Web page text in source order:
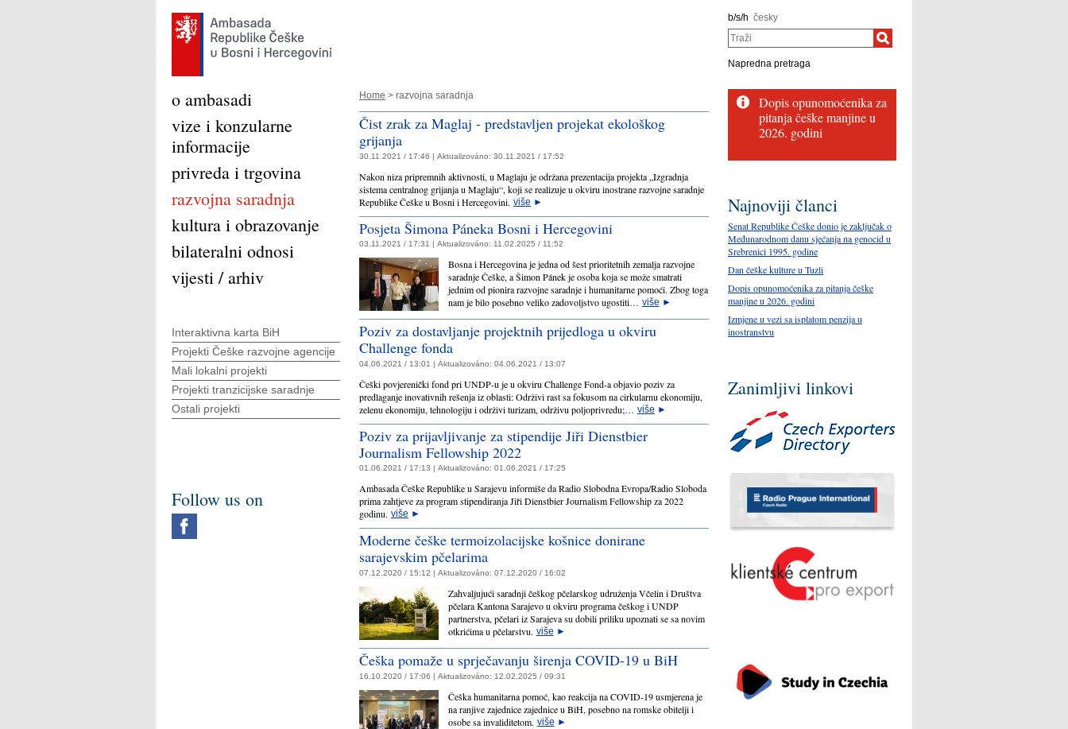
b/s/h česky
Traži
Napredna pretraga
Home > razvojna saradnja
Čist zrak za Maglaj - predstavljen projekat ekološkog
grijanja
30.11.2021 / 17:46 | Aktualizováno: 30.11.2021 / 17:52
Nakon niza pripremnih aktivnosti, u Maglaju je održana prezentacija projekta „Izgradnja
sistema centralnog grijanja u Maglaju“, koji se realizuje u okviru inostrane razvojne saradnje
Republike Češke u Bosni i Hercegovini. više ►
Posjeta Šimona Páneka Bosni i Hercegovini
03.11.2021 / 17:31 | Aktualizováno: 11.02.2025 / 11:52
Bosna i Hercegovina je jedna od šest prioritetnih zemalja razvojne
saradnje Češke, a Šimon Pánek je osoba koja se može smatrati
jednim od pionira razvojne saradnje i humanitarne pomoći. Zbog toga
nam je bilo posebno veliko zadovoljstvo ugostiti… više ►
Poziv za dostavljanje projektnih prijedloga u okviru
Challenge fonda
04.06.2021 / 13:01 | Aktualizováno: 04.06.2021 / 13:07
Češki povjerenički fond pri UNDP-u je u okviru Challenge Fond-a objavio poziv za
predlaganje inovativnih rešenja iz oblasti: Održivi rast sa fokusom na cirkularnu ekonomiju,
zelenu ekonomiju, tehnologiju i održivi turizam, održivu poljoprivredu;… više ►
Poziv za prijavljivanje za stipendije Jiři Dienstbier
Journalism Fellowship 2022
01.06.2021 / 17:13 | Aktualizováno: 01.06.2021 / 17:25
Ambasada Češke Republike u Sarajevu informiše da Radio Slobodna Evropa/Radio Sloboda
prima zahtjeve za program stipendiranja Jiři Dienstbier Journalism Fellowship za 2022
godinu. više ►
Moderne češke termoizolacijske košnice donirane
sarajevskim pčelarima
07.12.2020 / 15:12 | Aktualizováno: 07.12.2020 / 16:02
Zahvaljujući saradnji češkog pčelarskog udruženja Včelin i Društva
pčelara Kantona Sarajevo u okviru programa češkog i UNDP
partnerstva, pčelari iz Sarajeva su dobili priliku upoznati se sa novim
otkrićima u pčelarstvu. više ►
Češka pomaže u sprječavanju širenja COVID-19 u BiH
16.10.2020 / 17:06 | Aktualizováno: 12.02.2025 / 09:31
Češka humanitarna pomoć, kao reakcija na COVID-19 usmjerena je
na ranjive zajednice zajednice u BiH, posebno na romske obitelji i
osobe sa invaliditetom. više ►
o ambasadi
vize i konzularne
informacije
privreda i trgovina
razvojna saradnja
kultura i obrazovanje
bilateralni odnosi
vijesti / arhiv
Interaktivna karta BiH
Projekti Češke razvojne agencije
Mali lokalni projekti
Projekti tranzicijske saradnje
Ostali projekti
Follow us on
Najnoviji članci
Senat Republike Češke donio je zaključak o
Međunarodnom danu sjećanja na genocid u
Srebrenici 1995. godine
Dan češke kulture u Tuzli
Dopis opunomoćenika za pitanja češke
manjine u 2026. godini
Izmjene u vezi sa isplatom penzija u
inostranstvu
Zanimljivi linkovi